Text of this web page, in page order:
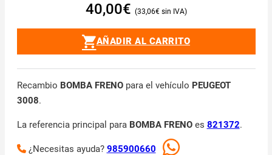
40,00€ 33,06€
AÑADIR AL CARRITO
Recambio BOMBA FRENOpara el vehículo PEUGEOT
3008.
La referencia principal para BOMBA FRENOes 821372.
¿Necesitas ayuda? 985900660